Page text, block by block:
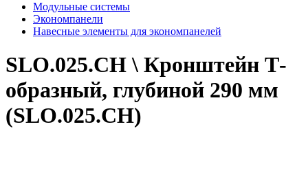
Модульные системы
Экономпанели
Навесные элементы для экономпанелей
SLO.025.CH \ Кронштейн Т-
образный, глубиной 290 мм
(SLO.025.CH)